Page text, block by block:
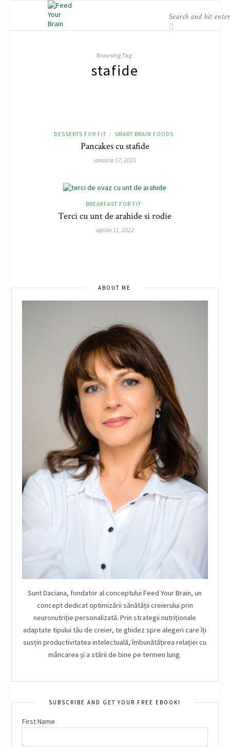
Browsing Tag:
stafide
DESSERTS FOR FIT / SMART BRAIN FOODS
Pancakes cu stafide
ianuarie 17, 2023
BREAKFAST FOR FIT
Terci cu unt de arahide si rodie
aprilie 11, 2022
ABOUT ME
Sunt Daciana, fondator al conceptului Feed Your Brain, un
concept dedicat optimizării sănătății creierului prin
neuronutriție personalizată. Prin strategii nutriționale
adaptate tipului tău de creier, te ghidez spre alegeri care îți
susțin productivitatea intelectuală, îmbunătățirea relației cu
mâncarea și a stării de bine pe termen lung.
SUBSCRIBE AND GET YOUR FREE EBOOK!
First Name